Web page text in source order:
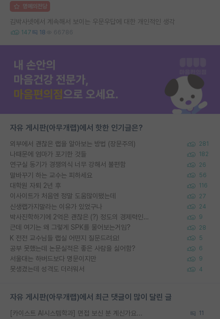
명예의전당
김박사넷에서 계속해서 보이는 우문우답에 대한 개인적인 생각
147 18 66786
자유 게시판(아무개랩)에서 핫한 인기글은?
외부에서 괜찮은 랩을 알아보는 방법 (장문주의) 281
나때문에 엄마가 포기한 것들 182
연구실 동기가 경쟁의식 너무 강해서 불편함 26
말바꾸기 하는 교수는 피하세요 56
대학원 자퇴 2년 후 116
이사이트가 처음엔 정말 도움많이됐는데 27
신생랩가지말라는 이유가 있었구나 24
박사진학하기에 2억은 괜찮은 (?) 정도의 경제력인가요 9
근데 여기는 왜 그렇게 SPK를 물어보는거임? 28
K 전전 교수님들 랩실 어떤지 질문드려요! 5
공부 못했는데 논문실적은 좋은 사람을 싫어함? 6
서울대는 하버드보다 명문이지만 9
못생겼는데 성격도 더러워서 4
자유 게시판(아무개랩)에서 최근 댓글이 많이 달린 글
[카이스트 AI시스템학과] 면접 보신 분 계신가요... 11